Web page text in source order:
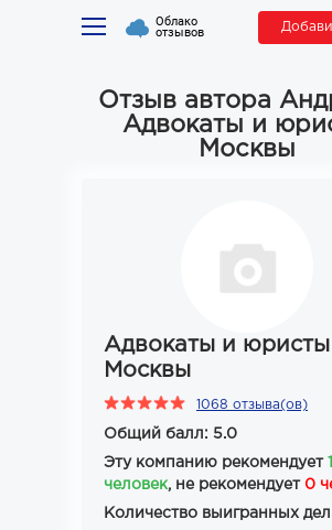
Облако
отзывов
Отзыв автора
Адвокаты и
Москвы
Адвокаты и юристы
Москвы
1068 отзыва(ов)
Общий балл: 5.0
Эту компанию рекомендует
человек, не рекомендует 0
Количество выигранных